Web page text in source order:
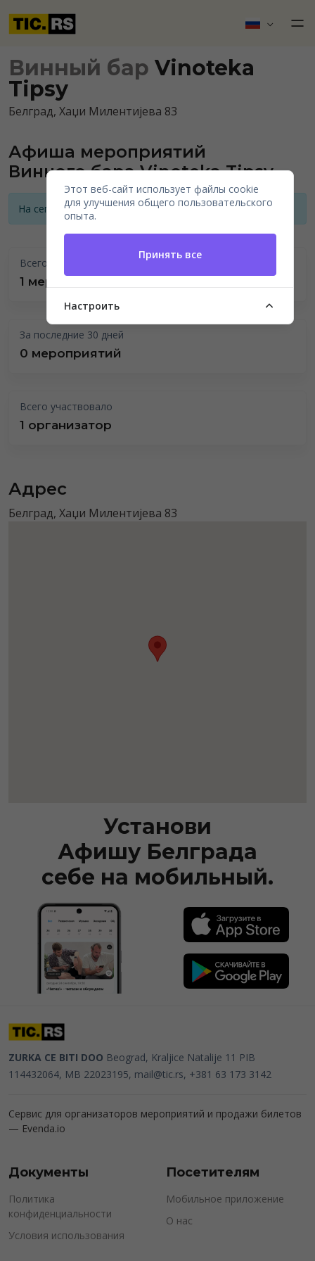
Винный бар Vinoteka
Tipsy
Белград, Хаџи Милентијева 83
Афиша мероприятий
Винного бара Vinoteka Tipsy
На сегодняшний день нет анонсов мероприятий
Всего проведено
1 мероприятие
За последние 30 дней
0 мероприятий
Всего участвовало
1 организатор
Адрес
Белград, Хаџи Милентијева 83
Установи
Афишу Белграда
себе на мобильный.
ZURKA CE BITI DOO Beograd, Kraljice Natalije 11 PIB
114432064, MB 22023195, mail@tic.rs, +381 63 173 3142
Сервис для организаторов мероприятий и продажи билетов
— Evenda.io
Документы
Политика
конфиденциальности
Условия использования
Посетителям
Мобильное приложение
О нас
Этот веб-сайт использует файлы cookie
для улучшения общего пользовательского
опыта.
Принять все
Настроить